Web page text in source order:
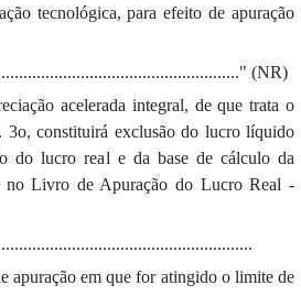
tecnológica, para efeito de apuração
(NR)
acelerada integral, de que trata o
constituirá exclusão do lucro líquido
do lucro real e da base de cálculo da
no Livro de Apuração do Lucro Real -
apuração em que for atingido o limite de